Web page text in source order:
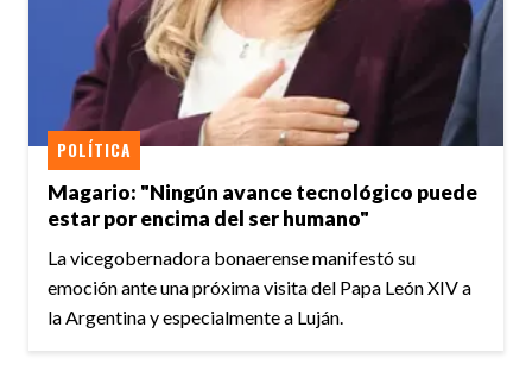
Magario: "Ningún avance tecnológico puede
estar por encima del ser humano"
POLÍTICA
La vicegobernadora bonaerense manifestó su
emoción ante una próxima visita del Papa León XIV a
la Argentina y especialmente a Luján.